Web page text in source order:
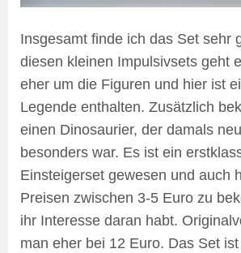
Insgesamt finde ich das Set sehr
diesen kleinen Impulsivsets geht
eher um die Figuren und hier ist
Legende enthalten. Zusätzlich
einen Dinosaurier, der damals
besonders war. Es ist ein
Einsteigerset gewesen und auch
Preisen zwischen 3-5 Euro zu
ihr Interesse daran habt.
man eher bei 12 Euro. Das Set